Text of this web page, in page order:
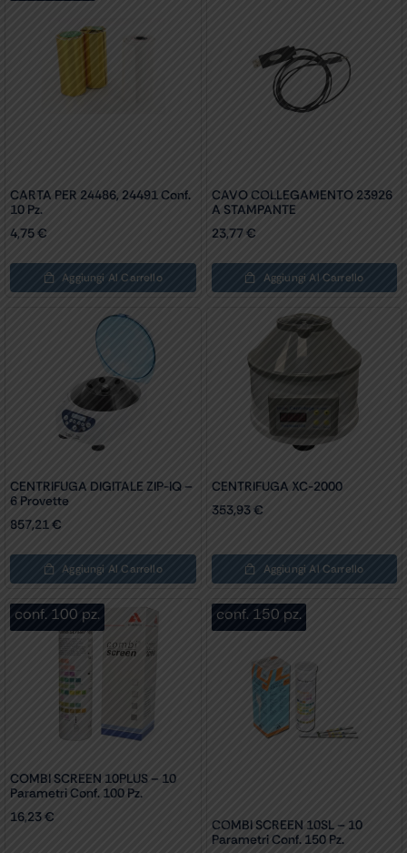
CARTA PER 24486, 24491 Conf.
10 Pz.
4,75€
Aggiungi Al Carrello
CAVO COLLEGAMENTO 23926
A STAMPANTE
23,77 €
Aggiungi Al Carrello
CENTRIFUGA DIGITALE ZIP-IQ –
6 Provette
857,21€
Aggiungi Al Carrello
CENTRIFUGA XC-2000
353,93 €
Aggiungi Al Carrello
conf. 100 pz.
COMBI SCREEN 10PLUS – 10
Parametri Conf. 100 Pz.
16,23€
conf. 150 pz.
COMBI SCREEN 10SL – 10
Parametri Conf. 150 Pz.